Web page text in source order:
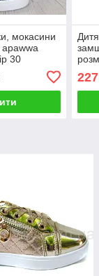
мокасини
apawwa
30